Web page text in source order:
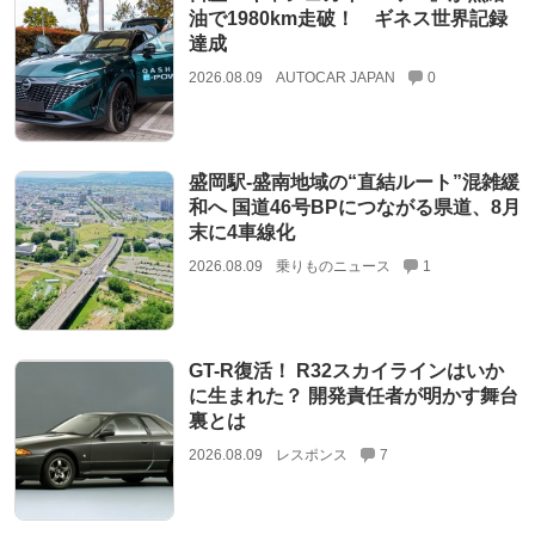
油で1980km走破！ ギネス世界記録
達成
2026.08.09 AUTOCAR JAPAN 0
盛岡駅‐盛南地域の“直結ルート”混雑緩
和へ 国道46号BPにつながる県道、8月
末に4車線化
2026.08.09 乗りものニュース 1
GT-R復活！ R32スカイラインはいか
に生まれた？ 開発責任者が明かす舞台
裏とは
2026.08.09 レスポンス 7